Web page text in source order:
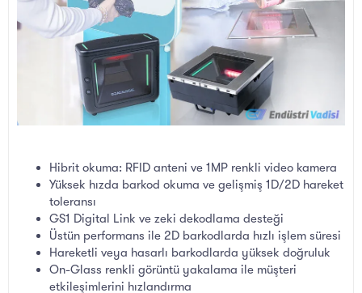
Hibrit okuma: RFID anteni ve 1MP renkli video kamera
Yüksek hızda barkod okuma ve gelişmiş 1D/2D hareket
toleransı
GS1 Digital Link ve zeki dekodlama desteği
Üstün performans ile 2D barkodlarda hızlı işlem süresi
Hareketli veya hasarlı barkodlarda yüksek doğruluk
On-Glass renkli görüntü yakalama ile müşteri
etkileşimlerini hızlandırma